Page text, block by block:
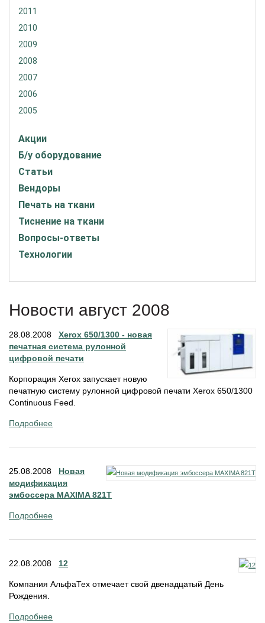
2011
2010
2009
2008
2007
2006
2005
Акции
Б/у оборудование
Статьи
Вендоры
Печать на ткани
Тиснение на ткани
Вопросы-ответы
Технологии
Новости август 2008
28.08.2008 Xerox 650/1300 - новая
печатная система рулонной
цифровой печати
Корпорация Xerox запускает новую
печатную систему рулонной цифровой печати Xerox 650/1300
Continuous Feed.
Подробнее
25.08.2008 Новая
модификация
эмбоссера MAXIMA 821Т
Подробнее
22.08.2008 12
Компания АльфаТех отмечает свой двенадцатый День
Рождения.
Подробнее